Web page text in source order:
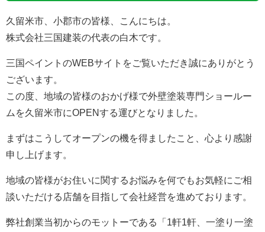
会社案内はコチラ
久留米市、小郡市の皆様、こんにちは。
株式会社三国建装の代表の白木です。
三国ペイントのWEBサイトをご覧いただき誠にありがとう
ございます。
この度、地域の皆様のおかげ様で外壁塗装専門ショールー
ムを久留米市にOPENする運びとなりました。
まずはこうしてオープンの機を得ましたこと、心より感謝
申し上げます。
地域の皆様がお住いに関するお悩みを何でもお気軽にご相